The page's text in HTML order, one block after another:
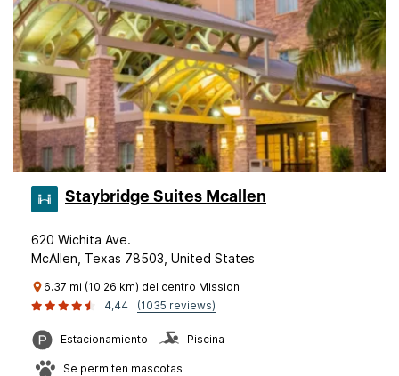
Staybridge Suites Mcallen
620 Wichita Ave.
McAllen, Texas 78503, United States
6.37 mi (10.26 km) del centro Mission
4,44
(1035 reviews)
Estacionamiento Piscina
Se permiten mascotas